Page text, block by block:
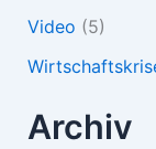
Video (5)
Archiv